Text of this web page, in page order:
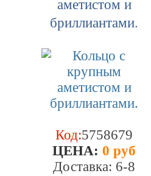
аметистом и
бриллиантами.
Код:5758679
ЦEHA: 0 руб
Доставка: 6-8